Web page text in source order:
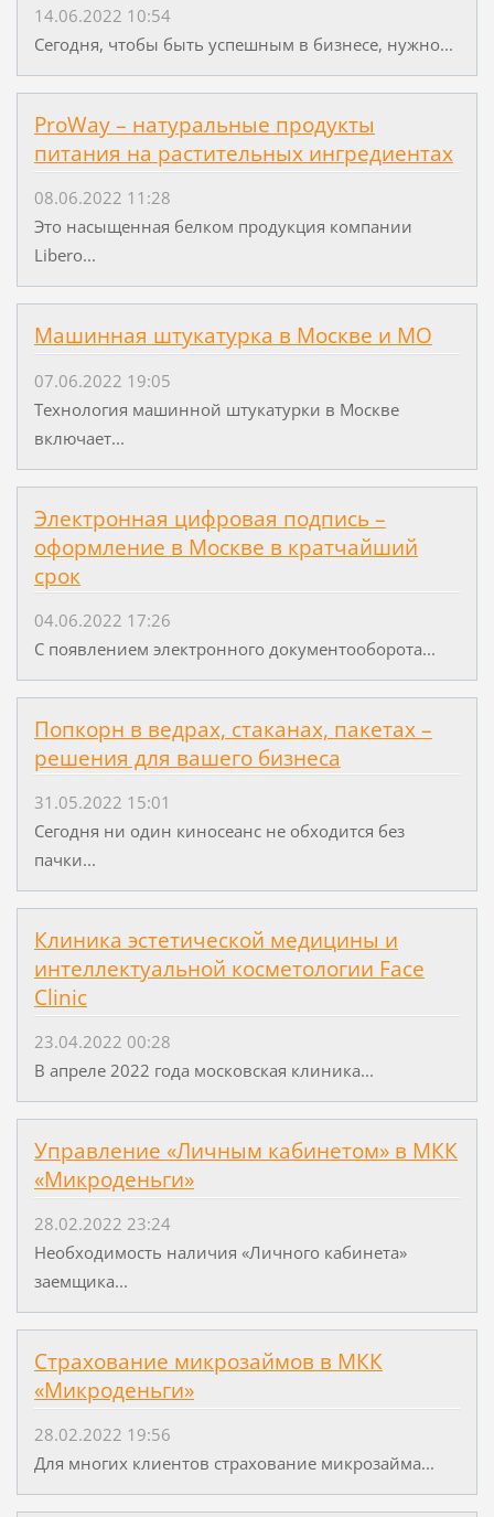
14.06.2022 10:54
Сегодня, чтобы быть успешным в бизнесе, нужно...
ProWay – натуральные продукты
питания на растительных ингредиентах
08.06.2022 11:28
Это насыщенная белком продукция компании
Libero...
Машинная штукатурка в Москве и МО
07.06.2022 19:05
Технология машинной штукатурки в Москве
включает...
Электронная цифровая подпись –
оформление в Москве в кратчайший
срок
04.06.2022 17:26
С появлением электронного документооборота...
Попкорн в ведрах, стаканах, пакетах –
решения для вашего бизнеса
31.05.2022 15:01
Сегодня ни один киносеанс не обходится без
пачки...
Клиника эстетической медицины и
интеллектуальной косметологии Face
Clinic
23.04.2022 00:28
В апреле 2022 года московская клиника...
Управление «Личным кабинетом» в МКК
«Микроденьги»
28.02.2022 23:24
Необходимость наличия «Личного кабинета»
заемщика...
Страхование микрозаймов в МКК
«Микроденьги»
28.02.2022 19:56
Для многих клиентов страхование микрозайма...